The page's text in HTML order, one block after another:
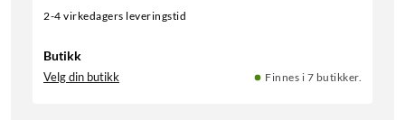
2-4 virkedagers leveringstid
Butikk
Velg din butikk Finnes i 7 butikker.